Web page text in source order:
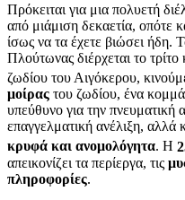
Πρόκειται για μια πολυετή
από μιάμιση δεκαετία, οπότε
ίσως να τα έχετε βιώσει ήδη.
Πλούτωνας διέρχεται το
ζωδίου του Αιγόκερου,
μοίρας του ζωδίου, ένα
υπεύθυνο για την πνευματική
επαγγελματική ανέλιξη, αλλά
κρυφά και ανομολόγητα. Η
απεικονίζει τα περίεργα, τις
πληροφορίες.